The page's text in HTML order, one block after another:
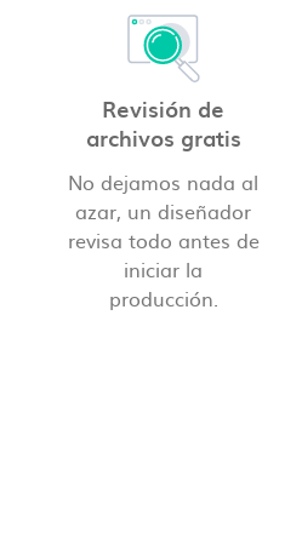
Revisión de
archivos gratis
No dejamos nada al
azar, un diseñador
revisa todo antes de
iniciar la
producción.